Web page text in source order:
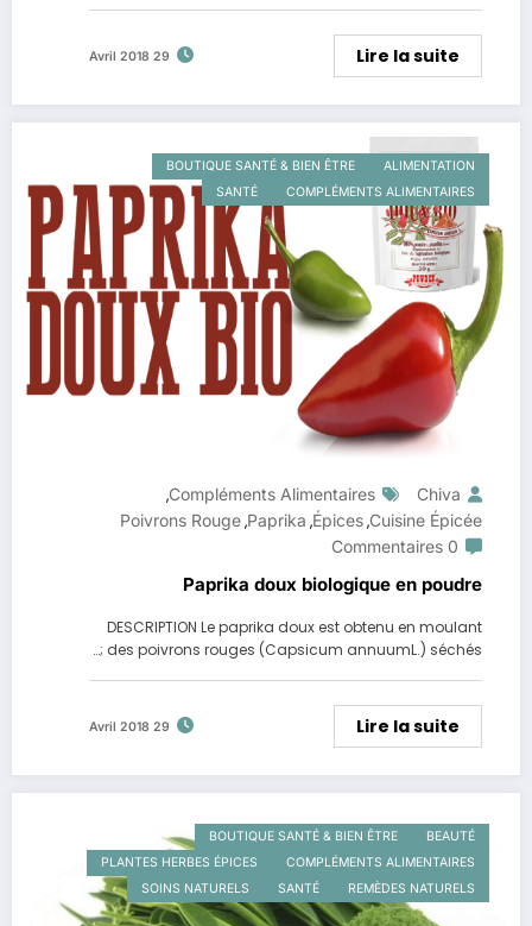
Lire la suite
29 Avril 2018
ALIMENTATION
BOUTIQUE SANTÉ & BIEN ÊTRE
COMPLÉMENTS ALIMENTAIRES
SANTÉ
Chiva
Compléments Alimentaires
,
Cuisine Épicée
,
Épices
,
Paprika
,
Poivrons Rouge
0 Commentaires
Paprika doux biologique en poudre
DESCRIPTION Le paprika doux est obtenu en moulant
des poivrons rouges (Capsicum annuumL.) séchés ;…
Lire la suite
29 Avril 2018
BEAUTÉ
BOUTIQUE SANTÉ & BIEN ÊTRE
COMPLÉMENTS ALIMENTAIRES
PLANTES HERBES ÉPICES
REMÈDES NATURELS
SANTÉ
SOINS NATURELS